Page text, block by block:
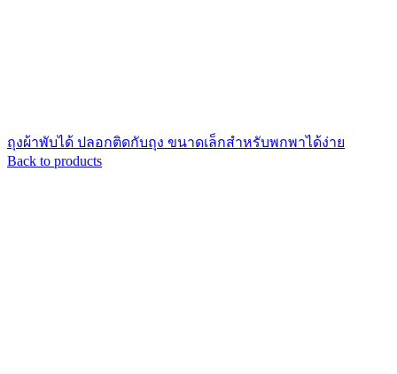
ถุงผ้าพับได้ ปลอกติดกับถุง ขนาดเล็กสำหรับพกพาได้ง่าย
Back to products